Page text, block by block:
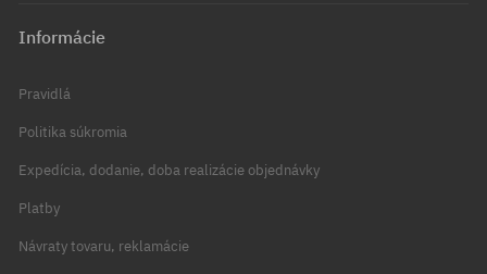
Informácie
Pravidlá
Politika súkromia
Expedícia, dodanie, doba realizácie objednávky
Platby
Návraty tovaru, reklamácie